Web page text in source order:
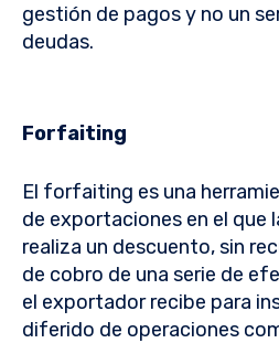
gestión de pagos y no un
deudas.
Forfaiting
El forfaiting es una
de exportaciones en el que
realiza un descuento, sin
de cobro de una serie de
el exportador recibe para
diferido de operaciones